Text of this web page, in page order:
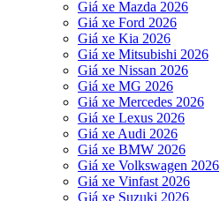
Giá xe Mazda 2026
Giá xe Ford 2026
Giá xe Kia 2026
Giá xe Mitsubishi 2026
Giá xe Nissan 2026
Giá xe MG 2026
Giá xe Mercedes 2026
Giá xe Lexus 2026
Giá xe Audi 2026
Giá xe BMW 2026
Giá xe Volkswagen 2026
Giá xe Vinfast 2026
Giá xe Suzuki 2026